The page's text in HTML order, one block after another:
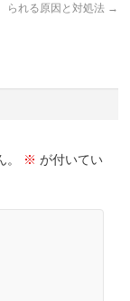
られる原因と対処法 →
※ が付いてい